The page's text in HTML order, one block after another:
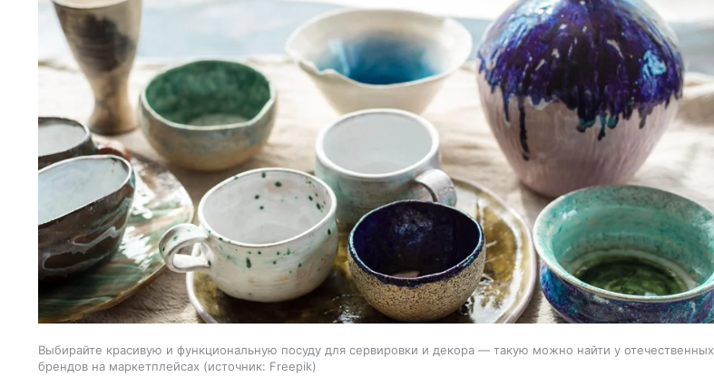
Выбирайте красивую и функциональную посуду для сервировки и декора — такую можно найти у отечественных
брендов на маркетплейсах
источник: Freepik